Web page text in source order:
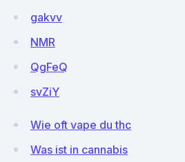
gakvv
NMR
QgFeQ
svZiY
Wie oft vape du thc
Was ist in cannabis